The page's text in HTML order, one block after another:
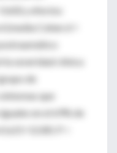
y efectos
Cohen d =
la severidad clínica
de
que
en el 69% de
P <